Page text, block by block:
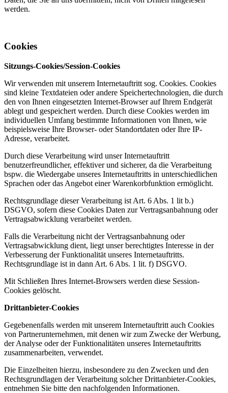
werden.
Cookies
Sitzungs-Cookies/Session-Cookies
Wir verwenden mit unserem Internetauftritt sog. Cookies. Cookies
sind kleine Textdateien oder andere Speichertechnologien, die durch
den von Ihnen eingesetzten Internet-Browser auf Ihrem Endgerät
ablegt und gespeichert werden. Durch diese Cookies werden im
individuellen Umfang bestimmte Informationen von Ihnen, wie
beispielsweise Ihre Browser- oder Standortdaten oder Ihre IP-
Adresse, verarbeitet.
Durch diese Verarbeitung wird unser Internetauftritt
benutzerfreundlicher, effektiver und sicherer, da die Verarbeitung
bspw. die Wiedergabe unseres Internetauftritts in unterschiedlichen
Sprachen oder das Angebot einer Warenkorbfunktion ermöglicht.
Rechtsgrundlage dieser Verarbeitung ist Art. 6 Abs. 1 lit b.)
DSGVO, sofern diese Cookies Daten zur Vertragsanbahnung oder
Vertragsabwicklung verarbeitet werden.
Falls die Verarbeitung nicht der Vertragsanbahnung oder
Vertragsabwicklung dient, liegt unser berechtigtes Interesse in der
Verbesserung der Funktionalität unseres Internetauftritts.
Rechtsgrundlage ist in dann Art. 6 Abs. 1 lit. f) DSGVO.
Mit Schließen Ihres Internet-Browsers werden diese Session-
Cookies gelöscht.
Drittanbieter-Cookies
Gegebenenfalls werden mit unserem Internetauftritt auch Cookies
von Partnerunternehmen, mit denen wir zum Zwecke der Werbung,
der Analyse oder der Funktionalitäten unseres Internetauftritts
zusammenarbeiten, verwendet.
Die Einzelheiten hierzu, insbesondere zu den Zwecken und den
Rechtsgrundlagen der Verarbeitung solcher Drittanbieter-Cookies,
entnehmen Sie bitte den nachfolgenden Informationen.